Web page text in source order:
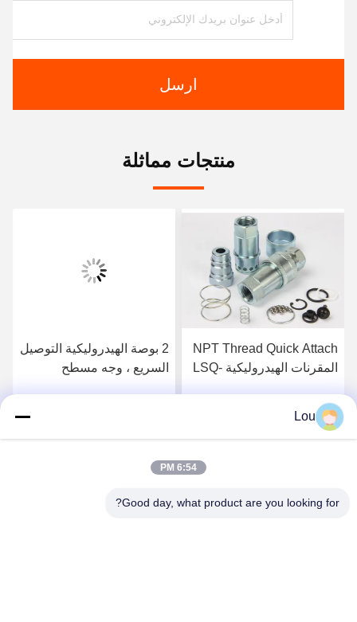
ارسل
منتجات مماثلة
NPT Thread Quick Attach
المقرنات الهيدروليكية LSQ-
1 Series
احصل على أفضل سعر
2 بوصة الهيدروليكية التوصيل
السريع ، وجه مسطح
Lou
6:54 PM
Good day, what product are you looking for?